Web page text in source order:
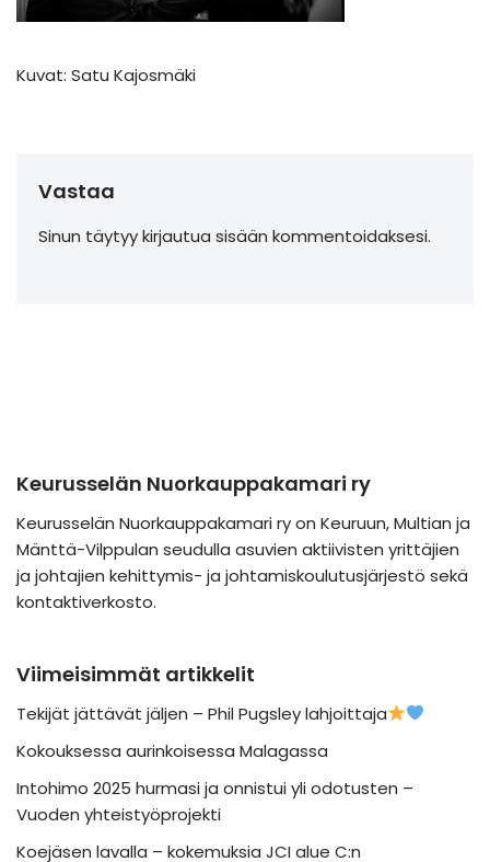
Kuvat: Satu Kajosmäki
Vastaa
Sinun täytyykirjautua sisään kommentoidaksesi.
Keurusselän Nuorkauppakamari ry
Keurusselän Nuorkauppakamari ry on Keuruun, Multian ja
Mänttä-Vilppulan seudulla asuvien aktiivisten yrittäjien
ja johtajien kehittymis- ja johtamiskoulutusjärjestö sekä
kontaktiverkosto.
Viimeisimmät artikkelit
Tekijät jättävät jäljen – Phil Pugsley lahjoittaja
Kokouksessa aurinkoisessa Malagassa
Intohimo 2025 hurmasi ja onnistui yli odotusten –
Vuoden yhteistyöprojekti
Koejäsen lavalla – kokemuksia JCI alue C:n